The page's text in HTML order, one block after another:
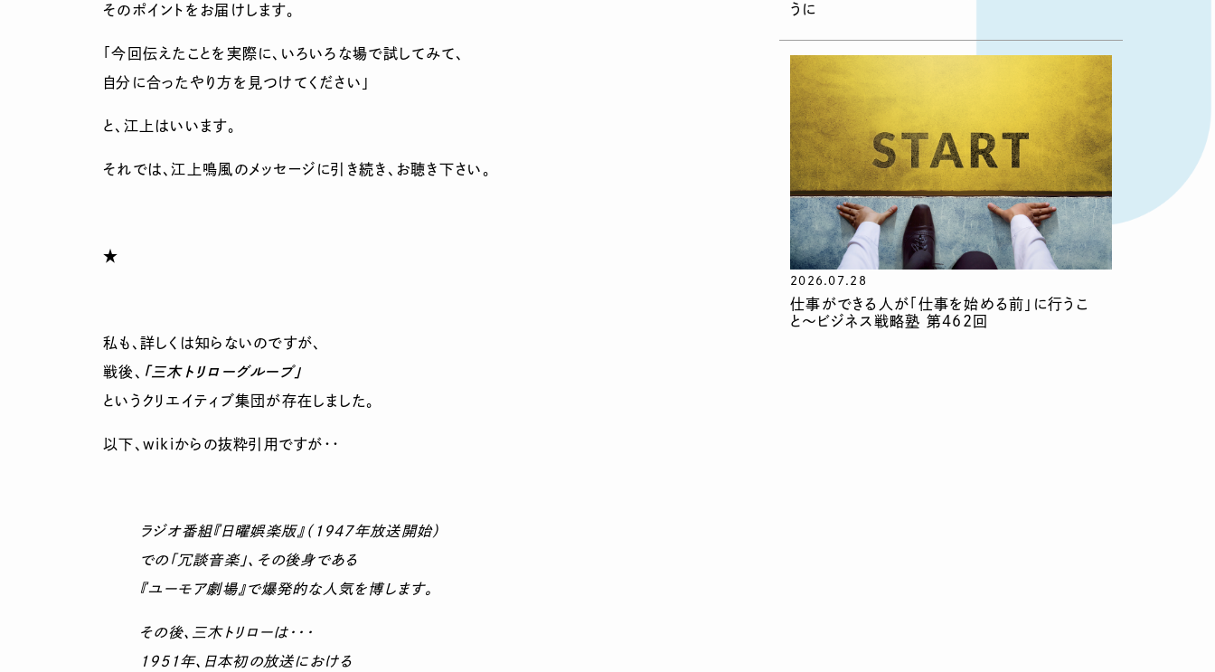
そのポイントをお届けします。
「今回伝えたことを実際に、いろいろな場で試してみて、
自分に合ったやり方を見つけてください」
と、江上はいいます。
それでは、江上鳴風のメッセージに引き続き、お聴き下さい。
★
私も、詳しくは知らないのですが、
戦後、 「三木トリローグループ」
というクリエイティブ集団が存在しました。
以下、wikiからの抜粋引用ですが・・
ラジオ番組『日曜娯楽版』（1947年放送開始）
での「冗談音楽」、その後身である
『ユーモア劇場』で爆発的な人気を博します。
その後、三木トリローは・・・
1951年、日本初の放送における
うに
2026.07.28
仕事ができる人が「仕事を始める前」に行うこ
と〜ビジネス戦略塾 第462回